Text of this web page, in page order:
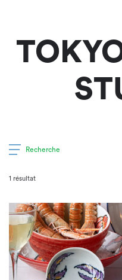
Recherche
1 résultat